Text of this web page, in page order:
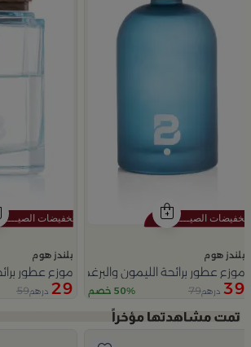
بلندز هوم
موزع عطور برائحة الليمون والبرغموت 350 مل
39 درهم79 50% خصم
بلندز هوم
موزع عطور برائحة
29 درهم59
Slide 1 of 3